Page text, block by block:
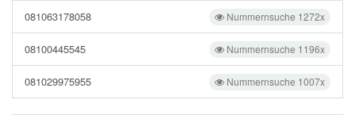
Nummernsuche 1272x
081063178058
Nummernsuche 1196x
08100445545
Nummernsuche 1007x
081029975955